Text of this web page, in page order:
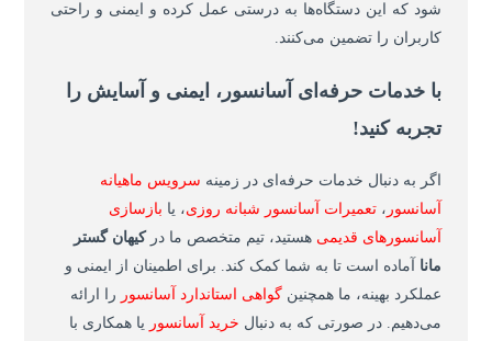
شود که این دستگاه‌ها به درستی عمل کرده و ایمنی و راحتی
کاربران را تضمین می‌کنند.
با خدمات حرفه‌ای آسانسور، ایمنی و آسایش را
تجربه کنید!
اگر به دنبال خدمات حرفه‌ای در زمینه سرویس ماهیانه
آسانسور ،تعمیرات آسانسور شبانه روزی، یا بازساز ی
آسانسورهای قدیمی هستید، تیم متخصص ما درکیهان گستر
مانا آماده است تا به شما کمک کند. برای اطمینان از ایمنی و
عملکرد بهینه، ما همچنینگواهی استاندارد آسانسور را ارائه
می‌دهیم. در صورتی که به دنبال خرید آسانسور یا همکاری با